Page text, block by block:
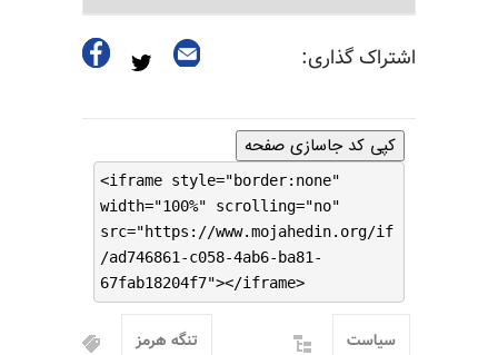
اشتراک گذاری:
کپی کد جاسازی صفحه
<iframe style="border:none"
width="100%" scrolling="no"
src="https://www.mojahedin.org/if
/ad746861-c058-4ab6-ba81-
67fab18204f7"></iframe>
تنگه هرمز سیاست